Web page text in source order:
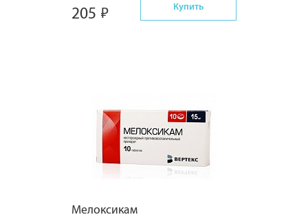
205 Купить
Мелоксикам